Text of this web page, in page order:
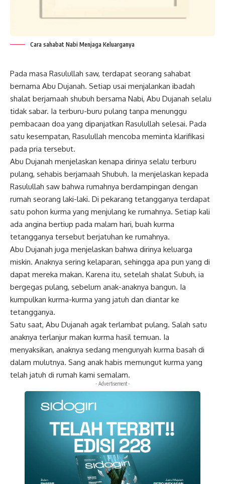
Cara sahabat Nabi Menjaga Keluarganya
Pada masa Rasulullah saw, terdapat seorang sahabat
bernama Abu Dujanah. Setiap usai menjalankan ibadah
shalat berjamaah shubuh bersama Nabi, Abu Dujanah selalu
tidak sabar. Ia terburu-buru pulang tanpa menunggu
pembacaan doa yang dipanjatkan Rasulullah selesai. Pada
satu kesempatan, Rasulullah mencoba meminta klarifikasi
pada pria tersebut.
Abu Dujanah menjelaskan kenapa dirinya selalu terburu
pulang, sehabis berjamaah Shubuh. Ia menjelaskan kepada
Rasulullah saw bahwa rumahnya berdampingan dengan
rumah seorang laki-laki. Di pekarang tetangganya terdapat
satu pohon kurma yang menjulang ke rumahnya. Setiap kali
ada angina bertiup pada malam hari, buah kurma
tetangganya tersebut berjatuhan ke rumahnya.
Abu Dujanah juga menjelaskan bahwa dirinya keluarga
miskin. Anaknya sering kelaparan, sehingga apa pun yang di
dapat mereka makan. Karena itu, setelah shalat Subuh, ia
bergegas pulang, sebelum anak-anaknya bangun. Ia
kumpulkan kurma-kurma yang jatuh dan diantar ke
tetangganya.
Satu saat, Abu Dujanah agak terlambat pulang. Salah satu
anaknya terlanjur makan kurma hasil temuan. Ia
menyaksikan, anaknya sedang mengunyah kurma basah di
dalam mulutnya. Sang anak habis memungut kurma yang
telah jatuh di rumah kami semalam.
- Advertisement -